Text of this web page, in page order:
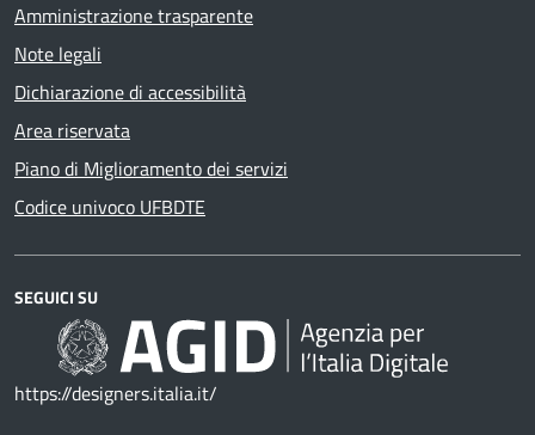
Amministrazione trasparente
Note legali
Dichiarazione di accessibilità
Area riservata
Piano di Miglioramento dei servizi
Codice univoco UFBDTE
SEGUICI SU
https://designers.italia.it/